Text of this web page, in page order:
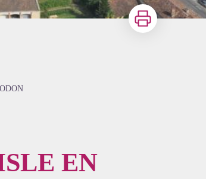
Imprimer
EN